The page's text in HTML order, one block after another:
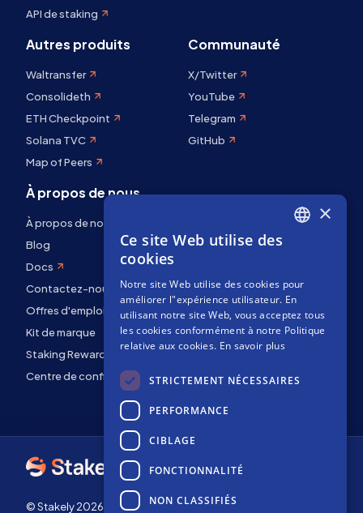
API de staking
Autres produits
Waltransfer
Consolideth
ETH Checkpoint
Solana TVC
Map of Peers
Communauté
X/Twitter
YouTube
Telegram
GitHub
À propos de nous
À propos de nous
Blog
Docs
Contactez-nous
Offres d'emploi
Kit de marque
Staking Rewards
Centre de confidentialité
© Stakely 2026 | Stakely, S.L. | NIF B72551682
FRENCH
×
Ce site Web utilise des
cookies
Notre site Web utilise des cookies pour
améliorer l"expérience utilisateur. En
utilisant notre site Web, vous acceptez tous
les cookies conformément à notre Politique
relative aux cookies. En savoir plus
STRICTEMENT NÉCESSAIRES
PERFORMANCE
CIBLAGE
FONCTIONNALITÉ
NON CLASSIFIÉS